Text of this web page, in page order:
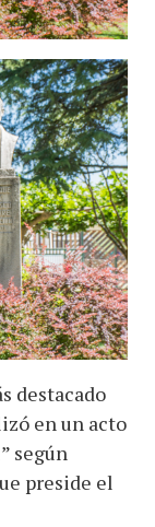
destacado
en un acto
según
preside el